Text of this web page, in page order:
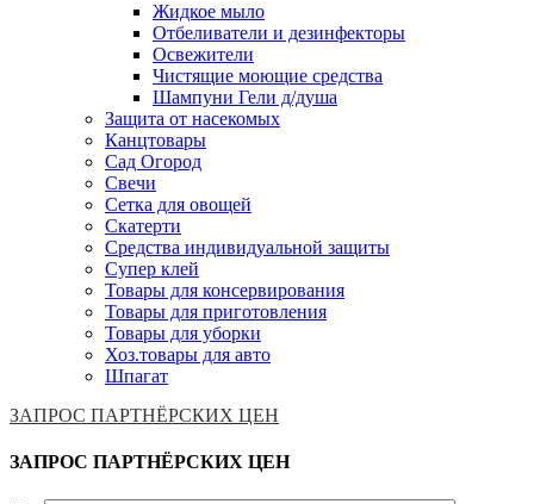
Жидкое мыло
Отбеливатели и дезинфекторы
Освежители
Чистящие моющие средства
Шампуни Гели д/душа
Защита от насекомых
Канцтовары
Сад Огород
Свечи
Сетка для овощей
Скатерти
Средства индивидуальной защиты
Супер клей
Товары для консервирования
Товары для приготовления
Товары для уборки
Хоз.товары для авто
Шпагат
ЗАПРОС ПАРТНЁРСКИХ ЦЕН
ЗАПРОС ПАРТНЁРСКИХ ЦЕН